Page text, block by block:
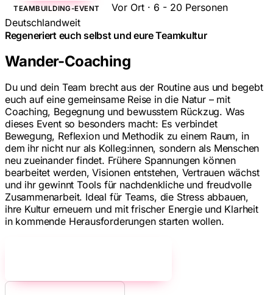
TEAMBUILDING-EVENT
Vor Ort · 6 - 20 Personen
Deutschlandweit
Regeneriert euch selbst und eure Teamkultur
Wander-Coaching
Du und dein Team brecht aus der Routine aus und begebt
euch auf eine gemeinsame Reise in die Natur – mit
Coaching, Begegnung und bewusstem Rückzug. Was
dieses Event so besonders macht: Es verbindet
Bewegung, Reflexion und Methodik zu einem Raum, in
dem ihr nicht nur als Kolleg:innen, sondern als Menschen
neu zueinander findet. Frühere Spannungen können
bearbeitet werden, Visionen entstehen, Vertrauen wächst
und ihr gewinnt Tools für nachdenkliche und freudvolle
Zusammenarbeit. Ideal für Teams, die Stress abbauen,
ihre Kultur erneuern und mit frischer Energie und Klarheit
in kommende Herausforderungen starten wollen.